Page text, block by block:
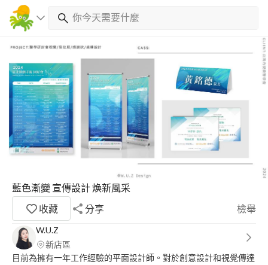
藍色漸變 宣傳設計 煥新風采
收藏
分享 檢舉
W.U.Z
新店區
目前為擁有一年工作經驗的平面設計師。對於創意設計和視覺傳達